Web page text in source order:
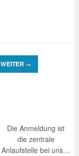
WEITER →
Die Anmeldung ist
die zentrale
Anlaufstelle bei uns…